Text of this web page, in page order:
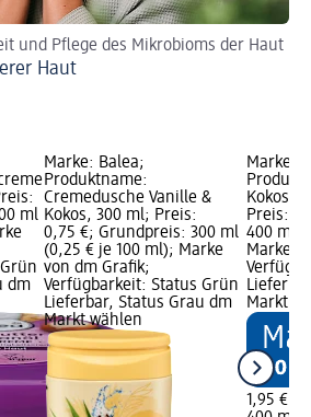
und Pflege des Mikrobioms der Haut
Haut
ml
dm
Marke: Balea;
Produktname:
Cremedusche Vanille &
Kokos, 300 ml; Preis:
0,75 €; Grundpreis: 300 ml
(0,25 € je 100 ml); Marke
von dm Grafik;
Verfügbarkeit: Status Grün
Lieferbar, Status Grau dm
Markt wählen
Marke:
Kokos
Preis:
400 ml
Marke
Markt
1,95 €